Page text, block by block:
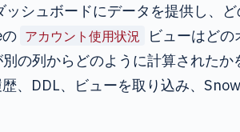
シュボードにデータを提供し、ど
アカウント使用状況
ビューはど
の列からどのように計算された
、DDL、ビューを取り込み、